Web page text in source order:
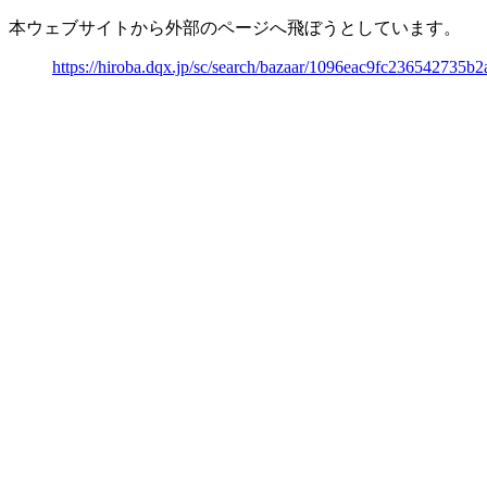
本ウェブサイトから外部のページへ飛ぼうとしています。
https://hiroba.dqx.jp/sc/search/bazaar/